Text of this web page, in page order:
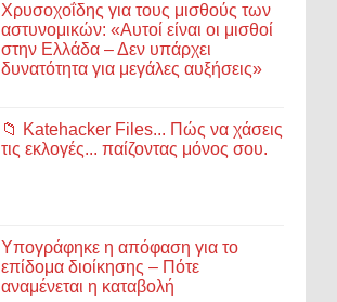
Χρυσοχοΐδης για τους μισθούς των
αστυνομικών: «Αυτοί είναι οι μισθοί
στην Ελλάδα – Δεν υπάρχει
δυνατότητα για μεγάλες αυξήσεις»
📁 Katehacker Files... Πώς να χάσεις
τις εκλογές... παίζοντας μόνος σου.
Υπογράφηκε η απόφαση για το
επίδομα διοίκησης – Πότε
αναμένεται η καταβολή